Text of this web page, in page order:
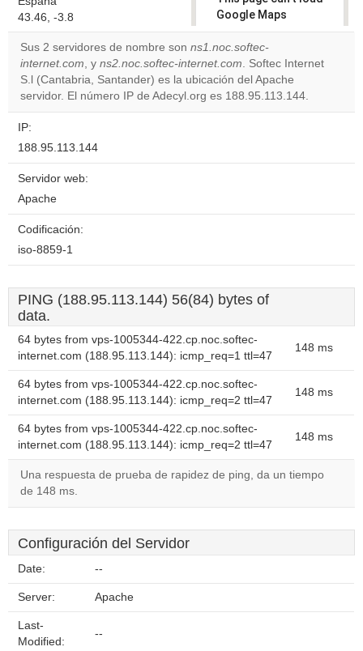
43.46, -3.8
Google Maps
correctly.
Do you
own this
website?
Sus 2 servidores de nombre son ns1.noc.softec-
internet.com, y ns2.noc.softec-internet.com. Softec Internet
S.l (Cantabria, Santander) es la ubicación del Apache
servidor. El número IP de Adecyl.org es 188.95.113.144.
IP:
188.95.113.144
Servidor web:
Apache
Codificación:
iso-8859-1
PING (188.95.113.144) 56(84) bytes of
data.
64 bytes from vps-1005344-422.cp.noc.softec-
internet.com (188.95.113.144): icmp_req=1 ttl=47
148 ms
64 bytes from vps-1005344-422.cp.noc.softec-
internet.com (188.95.113.144): icmp_req=2 ttl=47
148 ms
64 bytes from vps-1005344-422.cp.noc.softec-
internet.com (188.95.113.144): icmp_req=2 ttl=47
148 ms
Una respuesta de prueba de rapidez de ping, da un tiempo
de 148 ms.
Configuración del Servidor
Date: --
Server: Apache
Last-
Modified:
--